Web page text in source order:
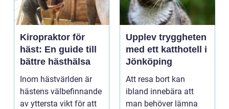
Kiropraktor för
häst: En guide till
bättre hästhälsa
Inom hästvärlden är
hästens välbefinnande
av yttersta vikt för att
Upplev tryggheten
med ett katthotell i
Jönköping
Att resa bort kan
ibland innebära att
man behöver lämna